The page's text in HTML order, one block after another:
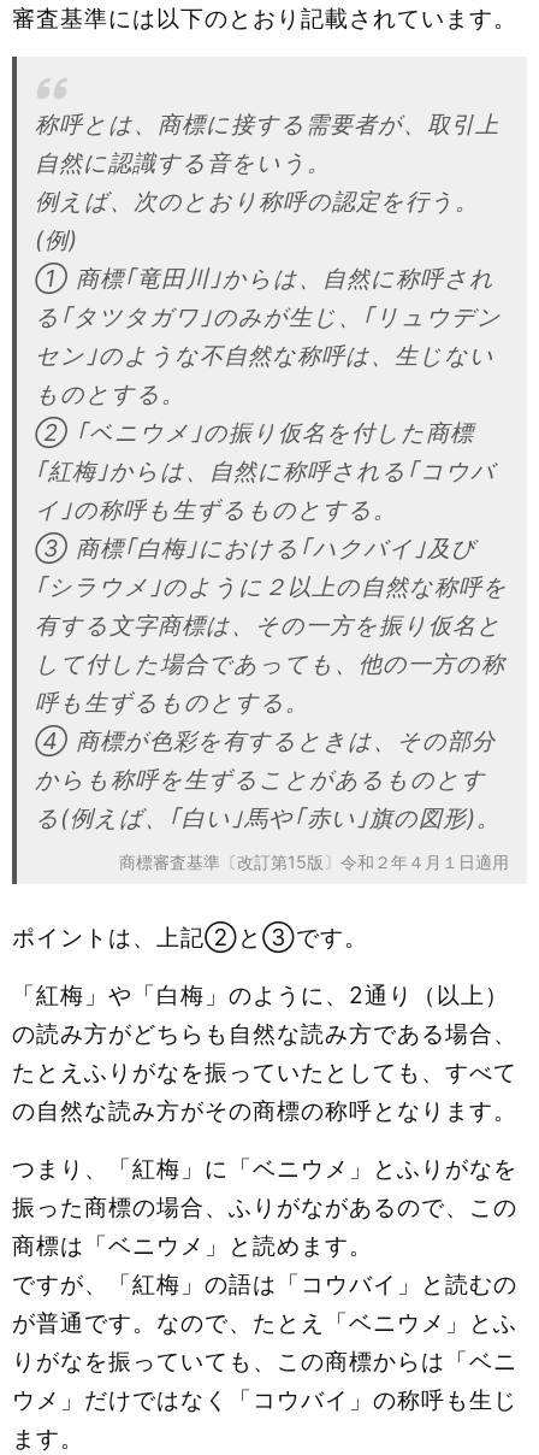
審査基準には以下のとおり記載されています。
称呼とは、商標に接する需要者が、取引上
自然に認識する音をいう。
例えば、次のとおり称呼の認定を行う。
(例)
① 商標｢竜田川｣からは、自然に称呼され
る｢タツタガワ｣のみが生じ、｢リュウデン
セン｣のような不自然な称呼は、生じない
ものとする。
② ｢ベニウメ｣の振り仮名を付した商標
｢紅梅｣からは、自然に称呼される｢コウバ
イ｣の称呼も生ずるものとする。
③ 商標｢白梅｣における｢ハクバイ｣及び
｢シラウメ｣のように２以上の自然な称呼を
有する文字商標は、その一方を振り仮名と
して付した場合であっても、他の一方の称
呼も生ずるものとする。
④ 商標が色彩を有するときは、その部分
からも称呼を生ずることがあるものとす
る(例えば、｢白い｣馬や｢赤い｣旗の図形)。
商標審査基準〔改訂第15版〕令和２年４月１日適用
ポイントは、上記②と③です。
「紅梅」や「白梅」のように、2通り（以上）
の読み方がどちらも自然な読み方である場合、
たとえふりがなを振っていたとしても、すべて
の自然な読み方がその商標の称呼となります。
つまり、「紅梅」に「ベニウメ」とふりがなを
振った商標の場合、ふりがながあるので、この
商標は「ベニウメ」と読めます。
ですが、「紅梅」の語は「コウバイ」と読むの
が普通です。なので、たとえ「ベニウメ」とふ
りがなを振っていても、この商標からは「ベニ
ウメ」だけではなく「コウバイ」の称呼も生じ
ます。